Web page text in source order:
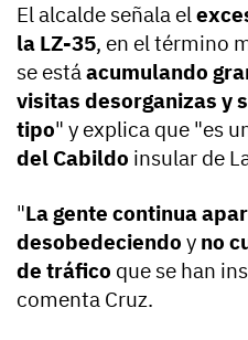
El alcalde señala el
la LZ-35, en el término
se estáacumulando
visitas desorganizas y
tipo" y explica que "es
del Cabildo insular de
"La gente continua
desobedeciendo y no
de tráfico que se han
comenta Cruz.